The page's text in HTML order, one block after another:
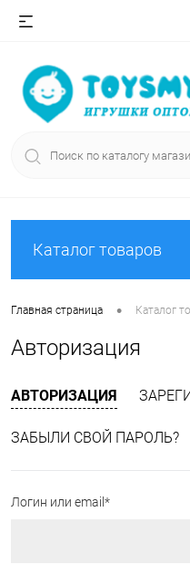
Каталог товаров
Главная страница • Каталог
Авторизация
АВТОРИЗАЦИЯ
ЗАБЫЛИ СВОЙ ПАРОЛЬ?
Логин или email*